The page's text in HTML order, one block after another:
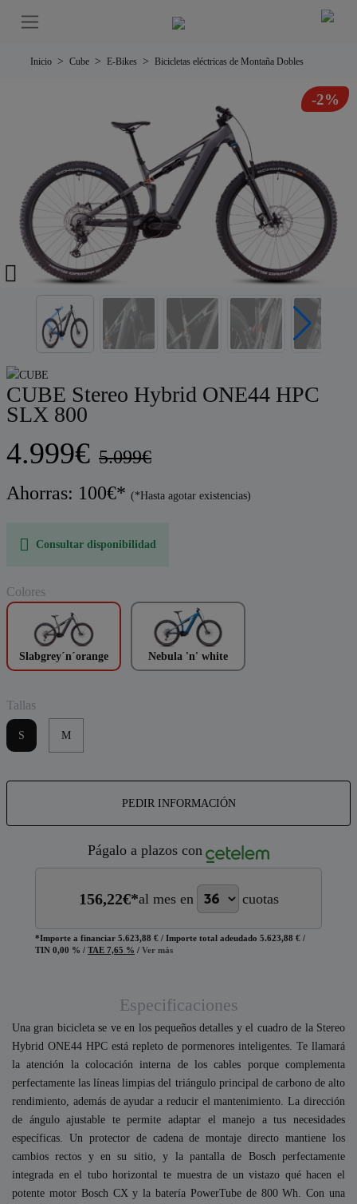
Inicio Cube E-Bikes Bicicletas eléctricas de Montaña Dobles
-2%
CUBE Stereo Hybrid ONE44 HPC
SLX 800
4.999€ 5.099€
Ahorras: 100€* (*Hasta agotar existencias)
Consultar disponibilidad
Colores
Slabgrey´n´orange Nebula 'n' white
Tallas
S M
PEDIR INFORMACIÓN
Págalo a plazos con
156,22€*al mes en cuotas
*Importe a financiar 5.623,88 € / Importe total adeudado 5.623,88 € /
TIN 0,00 % / TAE 7,65 % / Ver más
Especificaciones
Una gran bicicleta se ve en los pequeños detalles y el cuadro de la Stereo
Hybrid ONE44 HPC está repleto de pormenores inteligentes. Te llamará
la atención la colocación interna de los cables porque complementa
perfectamente las líneas limpias del triángulo principal de carbono de alto
rendimiento, además de ayudar a reducir el mantenimiento. La dirección
de ángulo ajustable te permite adaptar el manejo a tus necesidades
específicas. Un protector de cadena de montaje directo mantiene los
cambios rectos y en su sitio, y la pantalla de Bosch perfectamente
integrada en el tubo horizontal te muestra de un vistazo qué hacen el
potente motor Bosch CX y la batería PowerTube de 800 Wh. Con una